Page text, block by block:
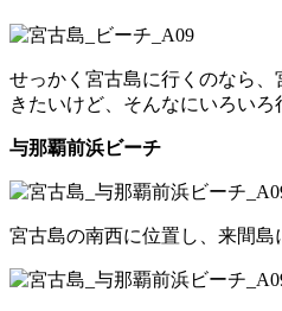
せっかく宮古島に行くのなら
きたいけど、そんなにいろい
与那覇前浜ビーチ
宮古島の南西に位置し、来間島